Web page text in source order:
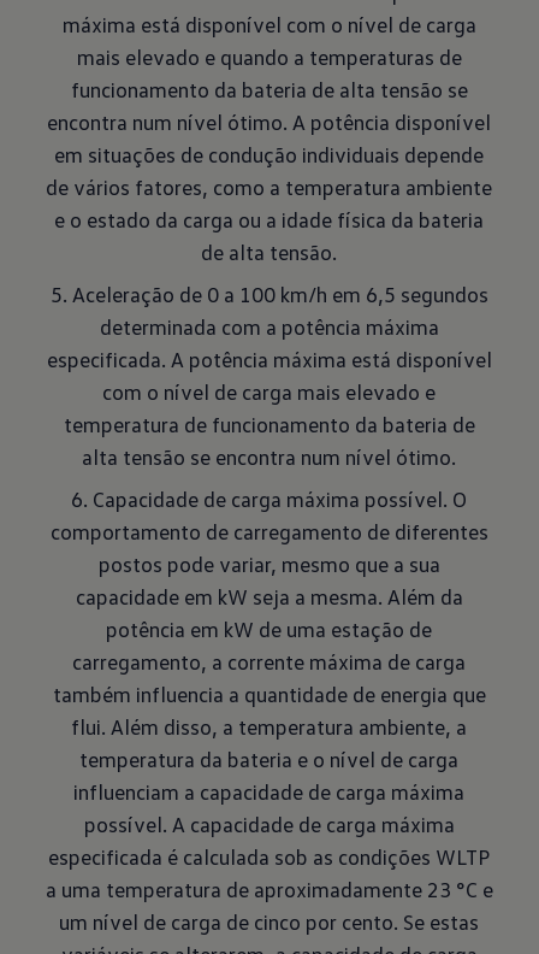
máxima está disponível com o nível de carga
mais elevado e quando a temperaturas de
funcionamento da bateria de alta tensão se
encontra num nível ótimo. A potência disponível
em situações de condução individuais depende
de vários fatores, como a temperatura ambiente
e o estado da carga ou a idade física da bateria
de alta tensão.
5. Aceleração de 0 a 100 km/h em 6,5 segundos
determinada com a potência máxima
especificada. A potência máxima está disponível
com o nível de carga mais elevado e
temperatura de funcionamento da bateria de
alta tensão se encontra num nível ótimo.
6. Capacidade de carga máxima possível. O
comportamento de carregamento de diferentes
postos pode variar, mesmo que a sua
capacidade em kW seja a mesma. Além da
potência em kW de uma estação de
carregamento, a corrente máxima de carga
também influencia a quantidade de energia que
flui. Além disso, a temperatura ambiente, a
temperatura da bateria e o nível de carga
influenciam a capacidade de carga máxima
possível. A capacidade de carga máxima
especificada é calculada sob as condições WLTP
a uma temperatura de aproximadamente 23 °C e
um nível de carga de cinco por cento. Se estas